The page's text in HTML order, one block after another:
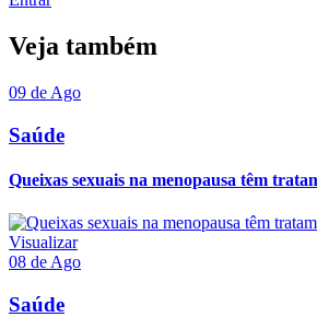
Veja também
09 de Ago
Saúde
Queixas sexuais na menopausa têm
Visualizar
08 de Ago
Saúde